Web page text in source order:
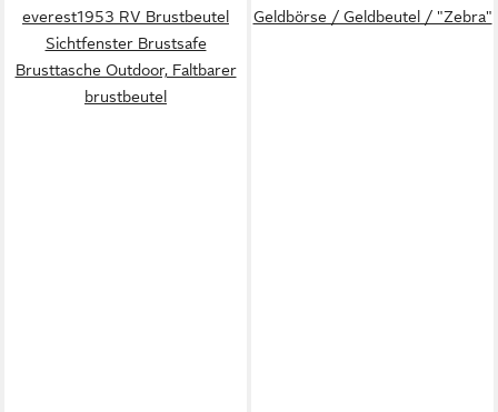
everest1953 RV Brustbeutel
Sichtfenster Brustsafe
Brusttasche Outdoor, Faltbarer
brustbeutel
Geldbörse / Geldbeutel / "Zebra"